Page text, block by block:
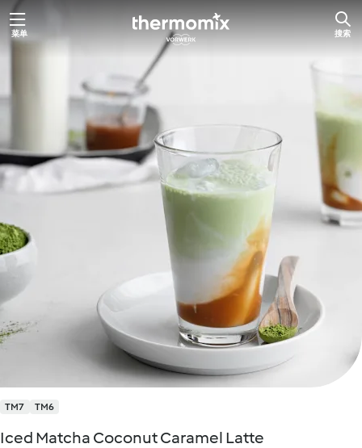
跳
至
容
菜单 搜索
TM7 TM6
Iced Matcha Coconut Caramel Latte